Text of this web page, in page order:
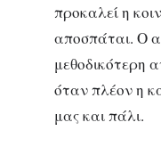
προκαλεί η
αποσπάται. Ο
μεθοδικότερη
όταν πλέον η
μας και πάλι.